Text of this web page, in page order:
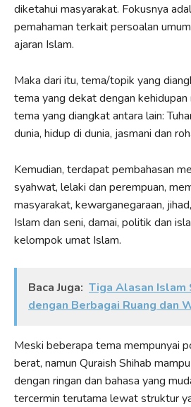
diketahui masyarakat. Fokusnya
pemahaman terkait persoalan
ajaran Islam.
Maka dari itu, tema/topik yang
tema yang dekat dengan kehidupan
tema yang diangkat antara lain:
dunia, hidup di dunia, jasmani dan
Kemudian, terdapat pembahasan
syahwat, lelaki dan perempuan,
masyarakat, kewarganegaraan,
Islam dan seni, damai, politik dan
kelompok umat Islam.
Baca Juga: Tiga Alasan Islam
dengan Berbagai Ruang dan
Meski beberapa tema mempunyai
berat, namun Quraish Shihab
dengan ringan dan bahasa yang
tercermin terutama lewat struktur